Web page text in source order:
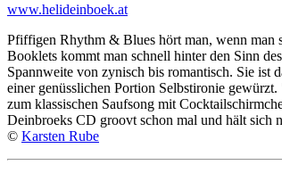
www.helideinboek.at
Pfiffigen Rhythm & Blues hört man, wenn man
Booklets kommt man schnell hinter den Sinn
Spannweite von zynisch bis romantisch. Sie ist
einer genüsslichen Portion Selbstironie
zum klassischen Saufsong mit
Deinbroeks CD groovt schon mal und hält sich
© Karsten Rube